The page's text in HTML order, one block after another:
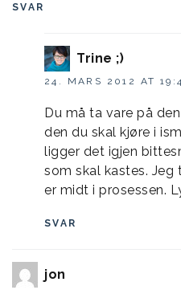
SVAR
Trine ;)
24. MARS 2012 AT
Du må ta vare på
den du skal kjøre i
ligger det igjen
som skal kastes. Jeg
er midt i prosessen.
SVAR
jon